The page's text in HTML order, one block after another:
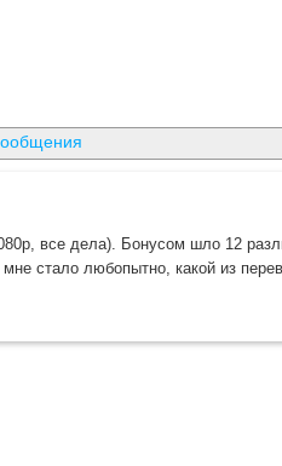
все дела). Бонусом шло 12
стало любопытно, какой из